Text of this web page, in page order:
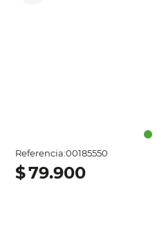
Referencia:00185550
$79.900